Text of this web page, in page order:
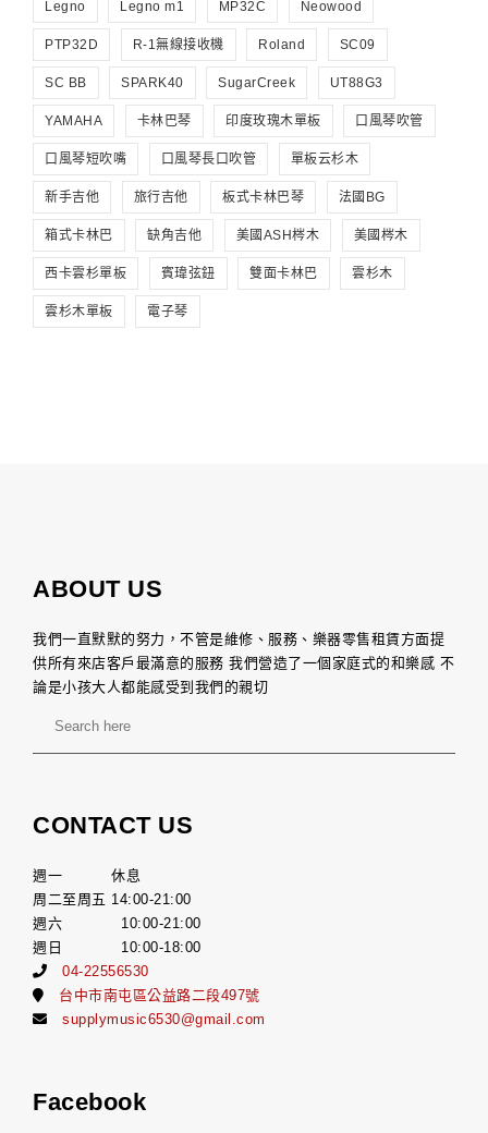
Legno Legno m1 MP32C Neowood
PTP32D R-1無線接收機 Roland SC09
SC BB SPARK40 SugarCreek UT88G3
YAMAHA 卡林巴琴 印度玫瑰木單板 口風琴吹管
口風琴短吹嘴 口風琴長口吹管 單板云杉木
新手吉他 旅行吉他 板式卡林巴琴 法國BG
箱式卡林巴 缺角吉他 美國ASH梣木 美國梣木
西卡雲杉單板 賓瑋弦鈕 雙面卡林巴 雲杉木
雲杉木單板 電子琴
ABOUT US
我們一直默默的努力，不管是維修、服務、樂器零售租賃方面提
供所有來店客戶最滿意的服務 我們營造了一個家庭式的和樂感 不
論是小孩大人都能感受到我們的親切
CONTACT US
週一 休息
周二至周五 14:00-21:00
週六 10:00-21:00
週日 10:00-18:00
04-22556530
台中市南屯區公益路二段497號
supplymusic6530@gmail.com
Facebook